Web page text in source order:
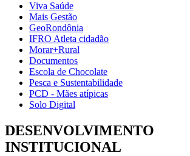
Viva Saúde
Mais Gestão
GeoRondônia
IFRO Atleta cidadão
Morar+Rural
Documentos
Escola de Chocolate
Pesca e Sustentabilidade
PCD - Mães atípicas
Solo Digital
DESENVOLVIMENTO
INSTITUCIONAL